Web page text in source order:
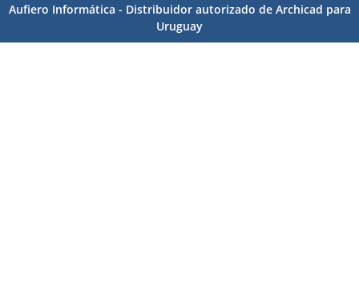
Aufiero Informática - Distribuidor autorizado de Archicad para
Uruguay